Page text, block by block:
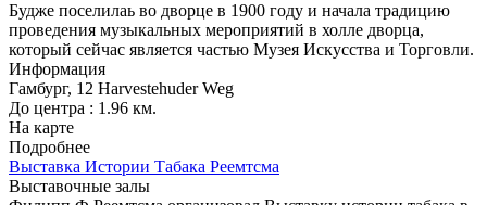
Будже поселилаь во дворце в 1900 году и начала традицию
проведения музыкальных мероприятий в холле дворца,
который сейчас является частью Музея Искусства и Торговли.
Информация
Гамбург, 12 Harvestehuder Weg
До центра : 1.96 км.
На карте
Подробнее
Выставка Истории Табака Реемтсма
Выставочные залы